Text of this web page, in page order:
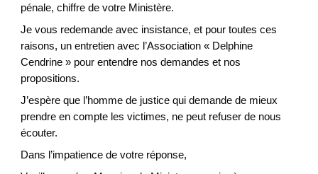
pénale, chiffre de votre Ministère.
Je vous redemande avec insistance, et pour toutes ces
raisons, un entretien avec l’Association « Delphine
Cendrine » pour entendre nos demandes et nos
propositions.
J’espère que l’homme de justice qui demande de mieux
prendre en compte les victimes, ne peut refuser de nous
écouter.
Dans l’impatience de votre réponse,